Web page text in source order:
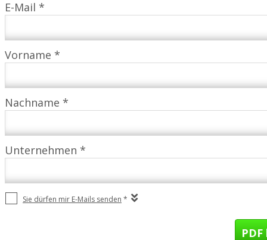
E-Mail *
Vorname *
Nachname *
Unternehmen *
Sie dürfen mir E-Mails senden *